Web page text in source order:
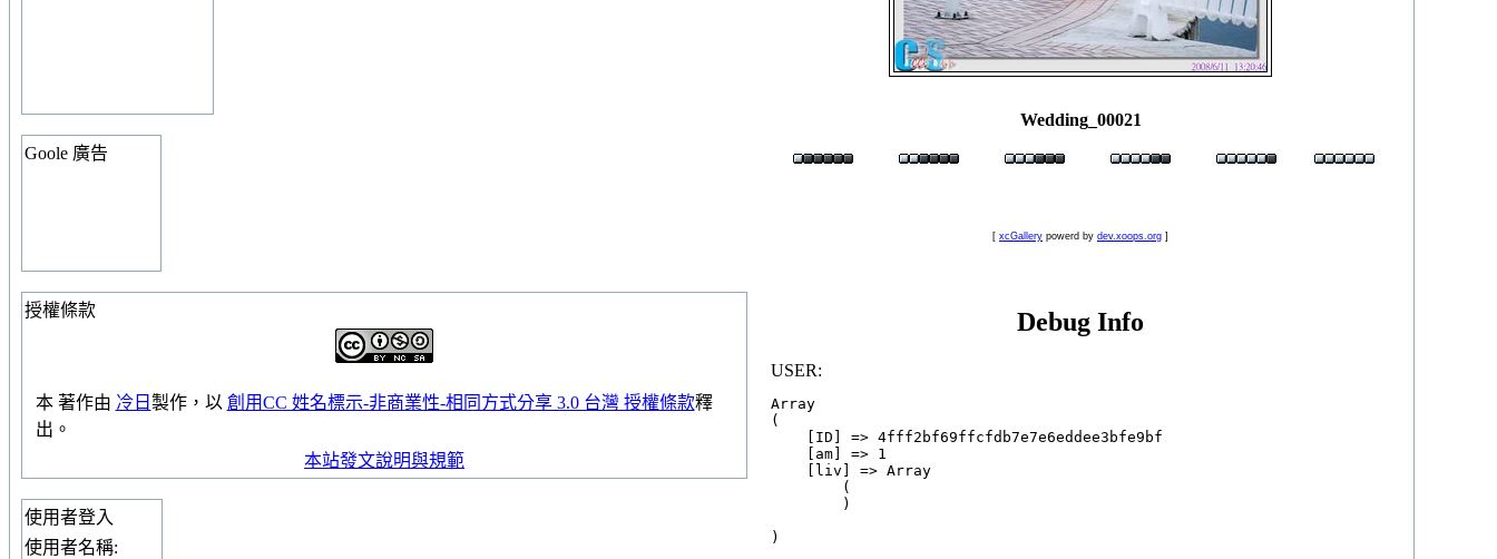
Goole 廣告
授權條款
本 著作由 冷日 製作，以 創用CC 姓名標示-非商業性-相同方式分享 3.0 台灣 授權條款釋
出。
本站發文說明與規範
使用者登入
使用者名稱:
Wedding_00021
[ xcGallery powerd by dev.xoops.org ]
Debug Info
USER:
Array
(
    [ID] => 4fff2bf69ffcfdb7e7e6eddee3bfe9bf
    [am] => 1
    [liv] => Array
        (
        )